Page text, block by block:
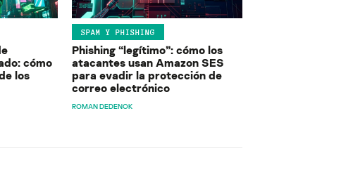
cómo
los
SPAM Y PHISHING
Phishing “legítimo”: cómo los
atacantes usan Amazon SES
para evadir la protección de
correo electrónico
ROMAN DEDENOK